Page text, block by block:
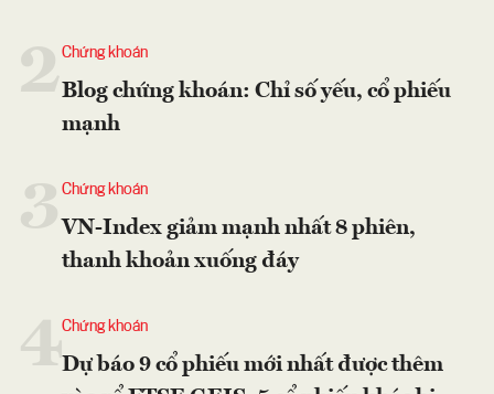
2Chứng khoán
Blog chứng khoán: Chỉ số yếu, cổ phiếu
mạnh
Chứng khoán
VN-Index giảm mạnh nhất 8 phiên,
thanh khoản xuống đáy
4Chứng khoán
Dự báo 9 cổ phiếu mới nhất được thêm